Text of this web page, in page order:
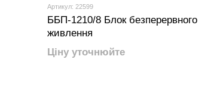
Артикул: 22599
ББП-1210/8 Блок безперервного
живлення
Ціну уточнюйте